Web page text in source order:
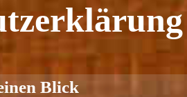
Blick